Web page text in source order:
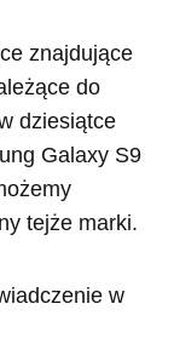
znajdujące
do
dziesiątce
Galaxy S9
tejże marki.
w